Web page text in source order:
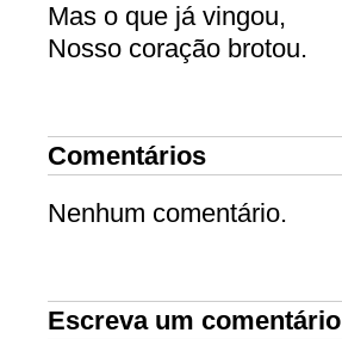
Mas o que já vingou,
Nosso coração brotou.
Comentários
Nenhum comentário.
Escreva um comentário